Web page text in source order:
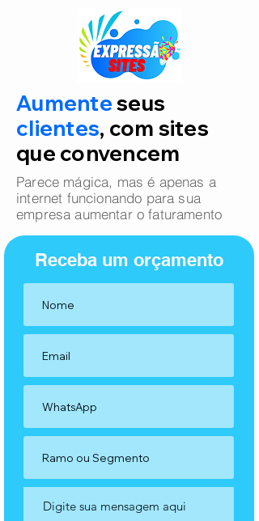
Aumenteseus
clientes, com sites
que convencem
Parece mágica, mas é apenas a
internet funcionando para sua
empresa aumentar o faturamento
Receba um orçamento